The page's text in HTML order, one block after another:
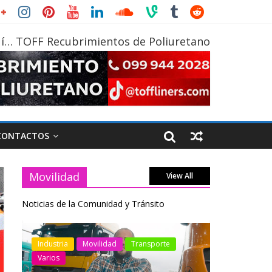
TOFF Recubrimientos de Poliuretano
Movilidad View All
Noticias de la Comunidad y Tránsito
Industria Movilidad
Transporte
Varios